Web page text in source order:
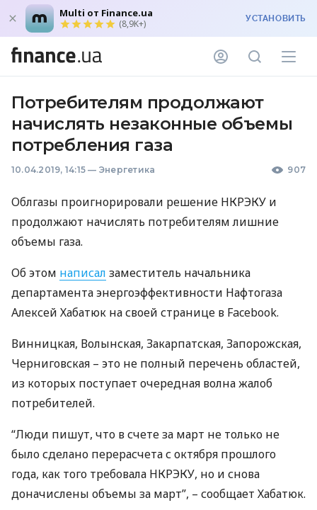
Multi от Finance.ua
(8,9K+) УСТАНОВИТЬ
Потребителям продолжают
начислять незаконные объемы
потребления газа
10.04.2019, 14:15 — Энергетика 907
Облгазы проигнорировали решение НКРЭКУ и
продолжают начислять потребителям лишние
объемы газа.
Об этом написал заместитель начальника
департамента энергоэффективности Нафтогаза
Алексей Хабатюк на своей странице в Facebook.
Винницкая, Волынская, Закарпатская, Запорожская,
Черниговская – это не полный перечень областей,
из которых поступает очередная волна жалоб
потребителей.
“Люди пишут, что в счете за март не только не
было сделано перерасчета с октября прошлого
года, как того требовала НКРЭКУ, но и снова
доначислены объемы за март”, – сообщает Хабатюк.